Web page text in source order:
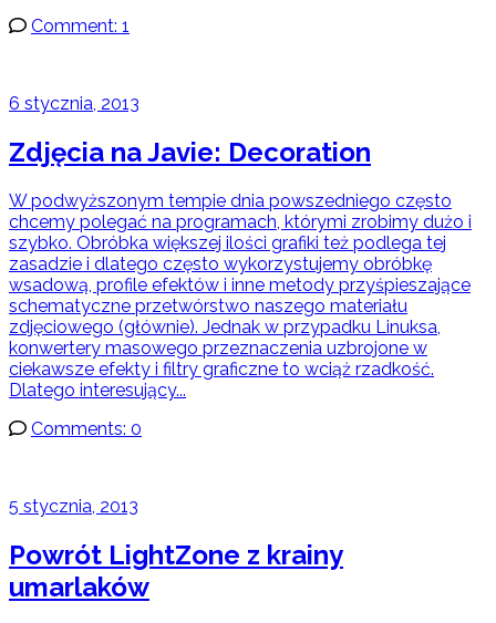
Comment: 1
6 stycznia, 2013
Zdjęcia na Javie: Decoration
W podwyższonym tempie dnia powszedniego często
chcemy polegać na programach, którymi zrobimy dużo i
szybko. Obróbka większej ilości grafiki też podlega tej
zasadzie i dlatego często wykorzystujemy obróbkę
wsadową, profile efektów i inne metody przyśpieszające
schematyczne przetwórstwo naszego materiału
zdjęciowego (głównie). Jednak w przypadku Linuksa,
konwertery masowego przeznaczenia uzbrojone w
ciekawsze efekty i filtry graficzne to wciąż rzadkość.
Dlatego interesujący...
Comments: 0
5 stycznia, 2013
Powrót LightZone z krainy
umarlaków